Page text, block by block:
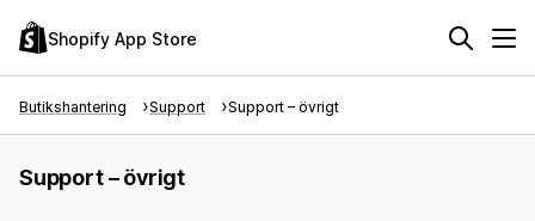
Shopify App Store
Butikshantering Support Support – övrigt
Support – övrigt